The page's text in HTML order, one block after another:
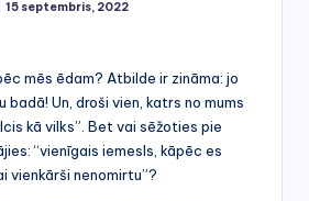
15 septembris, 2022
mēs ēdam? Atbilde ir zināma: jo
Un, droši vien, katrs no mums
kā vilks”. Bet vai sēžoties pie
“vienīgais iemesls, kāpēc es
vienkārši nenomirtu”?